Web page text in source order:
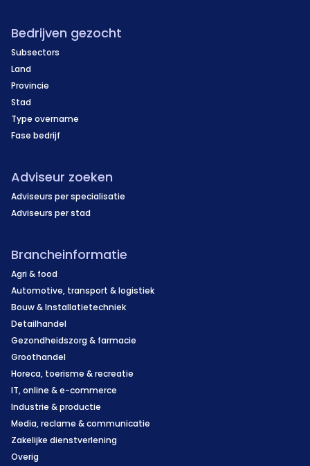
Bedrijven gezocht
Subsectors
Land
Provincie
Stad
Type overname
Fase bedrijf
Adviseur zoeken
Adviseurs per specialisatie
Adviseurs per stad
Brancheinformatie
Agri & food
Automotive, transport & logistiek
Bouw & Installatietechniek
Detailhandel
Gezondheidszorg & farmacie
Groothandel
Horeca, toerisme & recreatie
IT, online & e-commerce
Industrie & productie
Media, reclame & communicatie
Zakelijke dienstverlening
Overig